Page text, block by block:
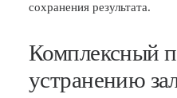
сохранения результата.
Комплексный
устранению